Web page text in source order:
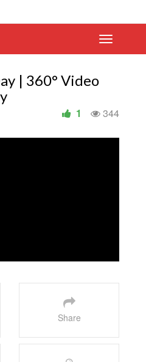
| 360° Video
344
1
Share